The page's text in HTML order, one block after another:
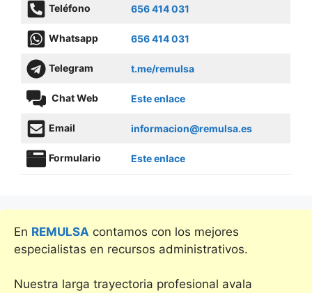
Teléfono 656 414 031
Whatsapp 656 414 031
Telegram t.me/remulsa
Chat Web Este enlace
Email informacion@remulsa.es
Formulario Este enlace
En REMULSA contamos con los mejores
especialistas en recursos administrativos.
Nuestra larga trayectoria profesional avala